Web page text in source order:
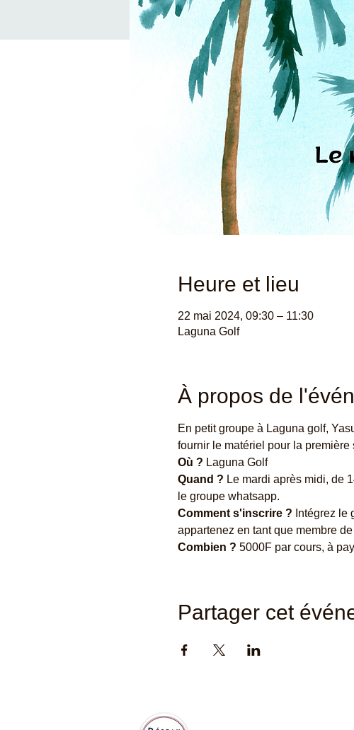
Heure et lieu
22 mai 2024, 09:30 – 11:30
Laguna Golf
À propos de
En petit groupe à Laguna golf,
fournir le matériel pour la
Où ? Laguna Golf
Quand ? Le mardi après midi, de
le groupe whatsapp.
Comment s'inscrire ? Intégrez le
appartenez en tant que membre
Combien ? 5000F par cours, à
Partager cet